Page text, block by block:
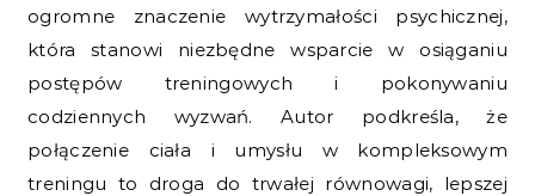
ogromne znaczenie wytrzymałości psychicznej,
która stanowi niezbędne wsparcie w osiąganiu
postępów treningowych i pokonywaniu
codziennych wyzwań. Autor podkreśla, że
połączenie ciała i umysłu w kompleksowym
treningu to droga do trwałej równowagi, lepszej